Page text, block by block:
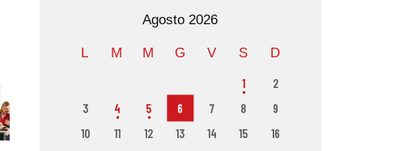
Agosto 2026
L M M G V S D
1
2
3
4 5 6 7 8
9
10
11 12 13 14 15
16